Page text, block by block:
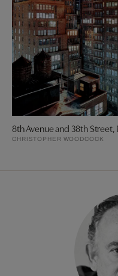
8th Avenue and 38th Street,
CHRISTOPHER WOODCOCK